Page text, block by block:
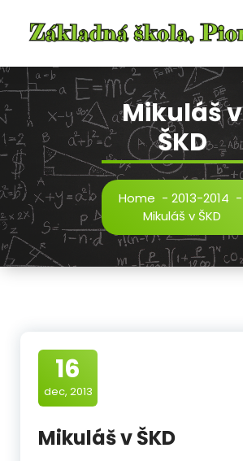
content
Mikuláš v
ŠKD
Home - 2013-2014 -
Mikuláš v ŠKD
16
dec, 2013
Mikuláš v ŠKD